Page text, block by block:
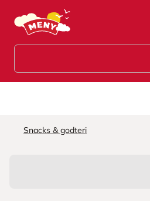
Hopp til hovedinnhold
Snacks & godteri